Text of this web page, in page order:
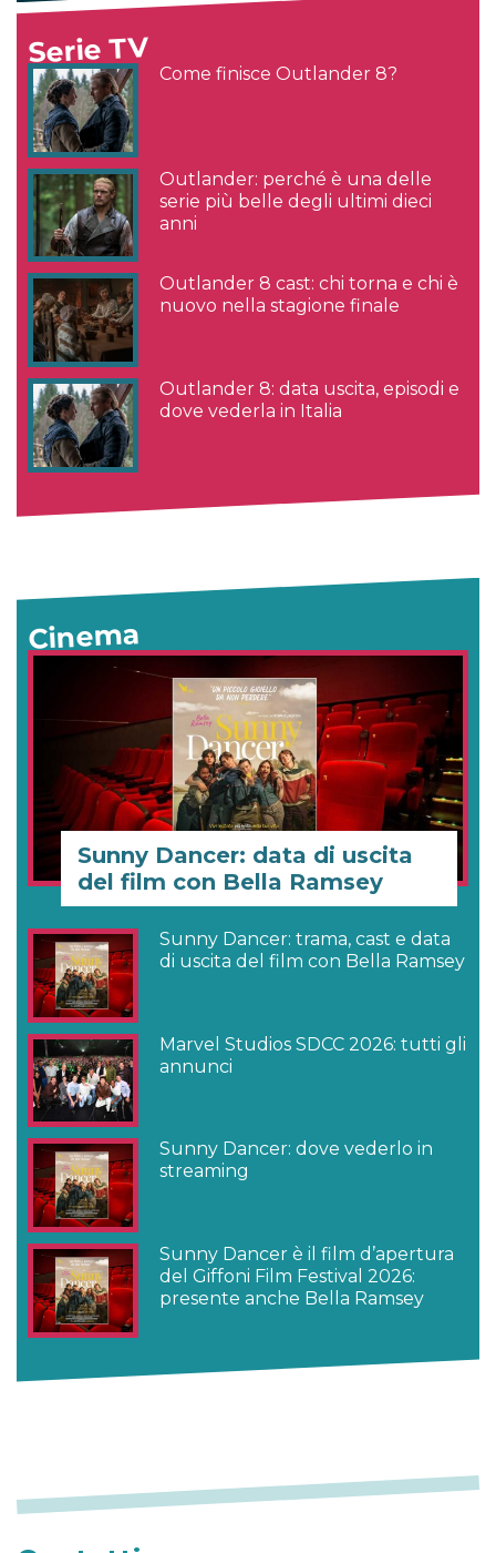
Serie TV
Come finisce Outlander 8?
Outlander: perché è una delle
serie più belle degli ultimi dieci
anni
Outlander 8 cast: chi torna e chi è
nuovo nella stagione finale
Outlander 8: data uscita, episodi e
dove vederla in Italia
Cinema
Sunny Dancer: data di uscita
del film con Bella Ramsey
Sunny Dancer: trama, cast e data
di uscita del film con Bella Ramsey
Marvel Studios SDCC 2026: tutti gli
annunci
Sunny Dancer: dove vederlo in
streaming
Sunny Dancer è il film d’apertura
del Giffoni Film Festival 2026:
presente anche Bella Ramsey